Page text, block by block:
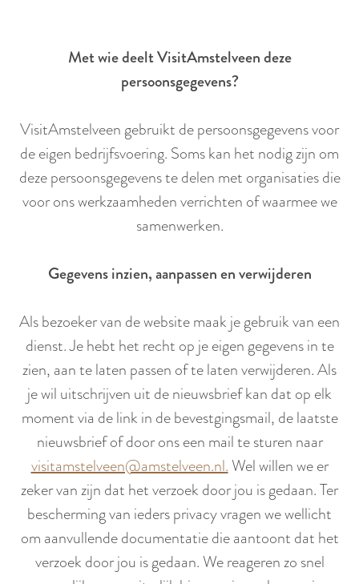
Met wie deelt VisitAmstelveen deze
persoonsgegevens?
VisitAmstelveen gebruikt de persoonsgegevens voor
de eigen bedrijfsvoering. Soms kan het nodig zijn om
deze persoonsgegevens te delen met organisaties die
voor ons werkzaamheden verrichten of waarmee we
samenwerken.
Gegevens inzien, aanpassen en verwijderen
Als bezoeker van de website maak je gebruik van een
dienst. Je hebt het recht op je eigen gegevens in te
zien, aan te laten passen of te laten verwijderen. Als
je wil uitschrijven uit de nieuwsbrief kan dat op elk
moment via de link in de bevestgingsmail, de laatste
nieuwsbrief of door ons een mail te sturen naar
visitamstelveen@amstelveen.nl.Wel willen we er
zeker van zijn dat het verzoek door jou is gedaan. Ter
bescherming van ieders privacy vragen we wellicht
om aanvullende documentatie die aantoont dat het
verzoek door jou is gedaan. We reageren zo snel